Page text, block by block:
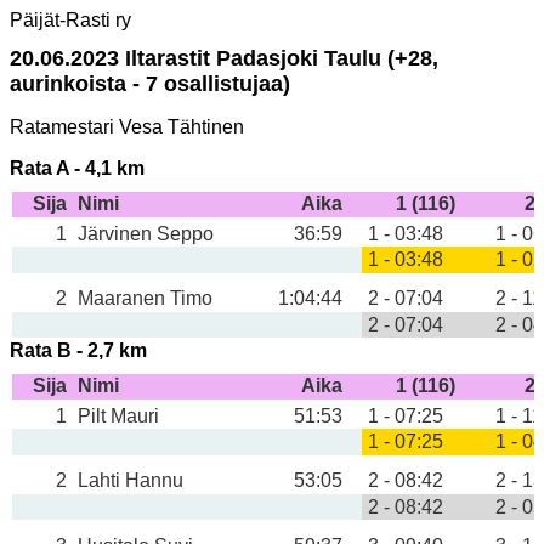
Päijät-Rasti ry
20.06.2023 Iltarastit Padasjoki Taulu (+28,
aurinkoista - 7 osallistujaa)
Ratamestari Vesa Tähtinen
Rata A - 4,1 km
Sija
Nimi Aika 1 (116)
2
1
Järvinen Seppo 36:59 1 - 03:48
1 -
1 - 03:48
1 -
2
Maaranen Timo 1:04:44 2 - 07:04
2 -
2 - 07:04
2 -
Rata B - 2,7 km
Sija
Nimi Aika 1 (116)
2
1
Pilt Mauri 51:53 1 - 07:25
1 -
1 - 07:25
1 -
2
Lahti Hannu 53:05 2 - 08:42
2 -
2 - 08:42
2 -